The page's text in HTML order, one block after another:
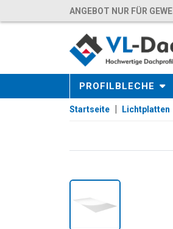
ANGEBOT NUR FÜR
PROFILBLECHE
Startseite Lichtplatten